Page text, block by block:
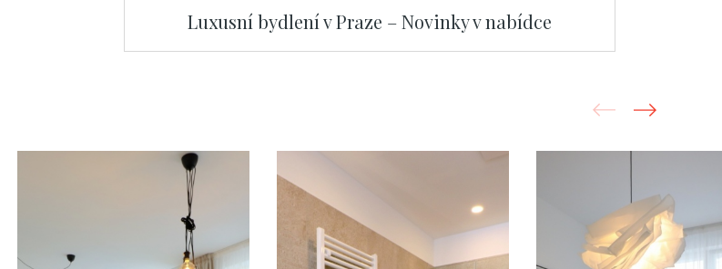
Luxusní bydlení v Praze – Novinky v nabídce